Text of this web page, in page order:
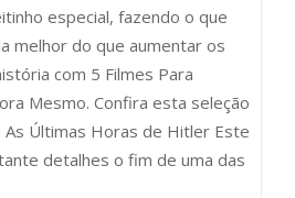
especial, fazendo o que
melhor do que aumentar os
com 5 Filmes Para
Mesmo. Confira esta seleção
As Últimas Horas de Hitler Este
detalhes o fim de uma das